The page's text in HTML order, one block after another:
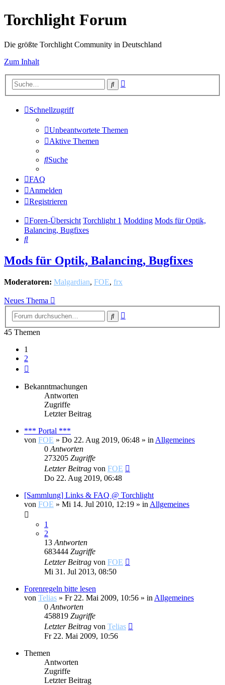
Torchlight Forum
Die größte Torchlight Community in Deutschland
Zum Inhalt
Suche
Schnellzugriff
Unbeantwortete Themen
Aktive Themen
Suche
FAQ
Anmelden
Registrieren
Foren-Übersicht Torchlight 1 Modding Mods für Optik,
Balancing, Bugfixes
Suche
Mods für Optik, Balancing, Bugfixes
Moderatoren: Malgardian, FOE, frx
Neues Thema
Suche
45 Themen
1
2
Bekanntmachungen
Antworten
Zugriffe
Letzter Beitrag
*** Portal ***
von FOE » Do 22. Aug 2019, 06:48 » in Allgemeines
0 Antworten
273205 Zugriffe
Letzter Beitrag von FOE
Do 22. Aug 2019, 06:48
[Sammlung] Links & FAQ @ Torchlight
von FOE » Mi 14. Jul 2010, 12:19 » in Allgemeines
1
2
13 Antworten
683444 Zugriffe
Letzter Beitrag von FOE
Mi 31. Jul 2013, 08:50
Forenregeln bitte lesen
von Telias » Fr 22. Mai 2009, 10:56 » in Allgemeines
0 Antworten
458819 Zugriffe
Letzter Beitrag von Telias
Fr 22. Mai 2009, 10:56
Themen
Antworten
Zugriffe
Letzter Beitrag